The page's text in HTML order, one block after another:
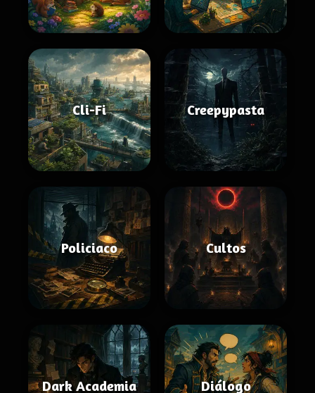
Cli-Fi Creepypasta
Policiaco Cultos
Dark Academia Diálogo